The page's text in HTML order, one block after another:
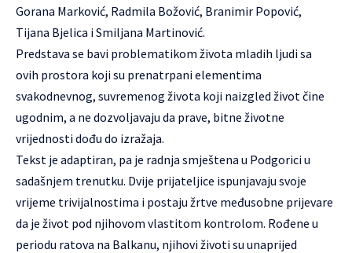
Gorana Marković, Radmila Božović, Branimir Popović,
Tijana Bjelica i Smiljana Martinović.
Predstava se bavi problematikom života mladih ljudi sa
ovih prostora koji su prenatrpani elementima
svakodnevnog, suvremenog života koji naizgled život čine
ugodnim, a ne dozvoljavaju da prave, bitne životne
vrijednosti dođu do izražaja.
Tekst je adaptiran, pa je radnja smještena u Podgorici u
sadašnjem trenutku. Dvije prijateljice ispunjavaju svoje
vrijeme trivijalnostima i postaju žrtve međusobne prijevare
da je život pod njihovom vlastitom kontrolom. Rođene u
periodu ratova na Balkanu, njihovi životi su unaprijed